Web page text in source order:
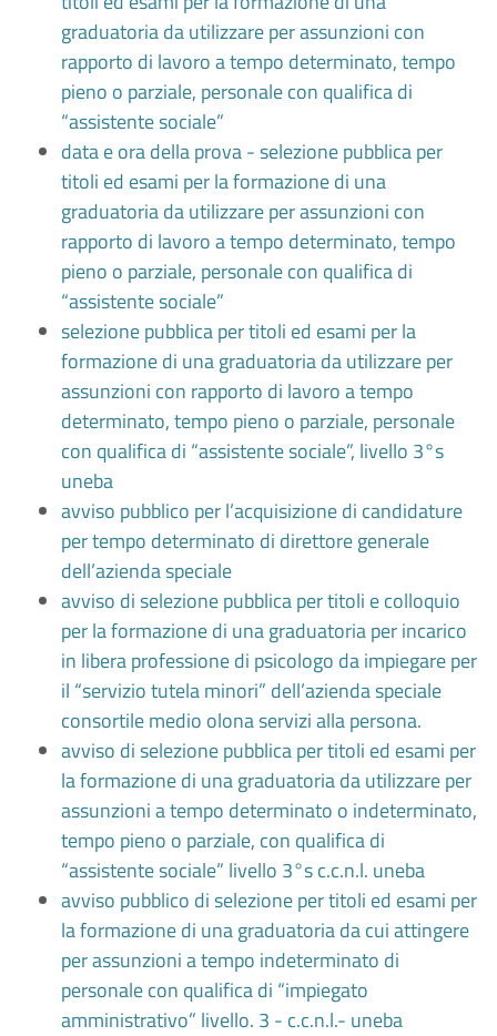
graduatoria da utilizzare per assunzioni con
rapporto di lavoro a tempo determinato, tempo
pieno o parziale, personale con qualifica di
“assistente sociale”
data e ora della prova - selezione pubblica per
titoli ed esami per la formazione di una
graduatoria da utilizzare per assunzioni con
rapporto di lavoro a tempo determinato, tempo
pieno o parziale, personale con qualifica di
“assistente sociale”
selezione pubblica per titoli ed esami per la
formazione di una graduatoria da utilizzare per
assunzioni con rapporto di lavoro a tempo
determinato, tempo pieno o parziale, personale
con qualifica di “assistente sociale”, livello 3°s
uneba
avviso pubblico per l’acquisizione di candidature
per tempo determinato di direttore generale
dell’azienda speciale
avviso di selezione pubblica per titoli e colloquio
per la formazione di una graduatoria per incarico
in libera professione di psicologo da impiegare per
il “servizio tutela minori” dell’azienda speciale
consortile medio olona servizi alla persona.
avviso di selezione pubblica per titoli ed esami per
la formazione di una graduatoria da utilizzare per
assunzioni a tempo determinato o indeterminato,
tempo pieno o parziale, con qualifica di
“assistente sociale” livello 3°s c.c.n.l. uneba
avviso pubblico di selezione per titoli ed esami per
la formazione di una graduatoria da cui attingere
per assunzioni a tempo indeterminato di
personale con qualifica di “impiegato
amministrativo” livello. 3 - c.c.n.l.- uneba